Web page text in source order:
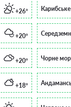
+26°
+20°
+20°
+18°
Чорне